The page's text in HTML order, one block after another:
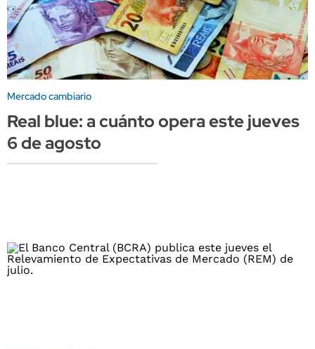
Mercado cambiario
Real blue: a cuánto opera este jueves
6 de agosto